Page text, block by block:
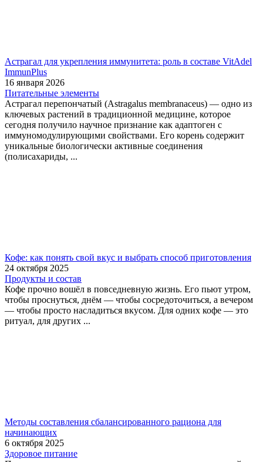
Астрагал для укрепления иммунитета: роль в составе VitAdel
ImmunPlus
16 января 2026
Питательные элементы
Астрагал перепончатый (Astragalus membranaceus) — одно из
ключевых растений в традиционной медицине, которое
сегодня получило научное признание как адаптоген с
иммуномодулирующими свойствами. Его корень содержит
уникальные биологически активные соединения
(полисахариды, ...
Кофе: как понять свой вкус и выбрать способ приготовления
24 октября 2025
Продукты и состав
Кофе прочно вошёл в повседневную жизнь. Его пьют утром,
чтобы проснуться, днём — чтобы сосредоточиться, а вечером
— чтобы просто насладиться вкусом. Для одних кофе — это
ритуал, для других ...
Методы составления сбалансированного рациона для
начинающих
6 октября 2025
Здоровое питание